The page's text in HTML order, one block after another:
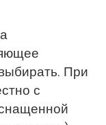
При
с